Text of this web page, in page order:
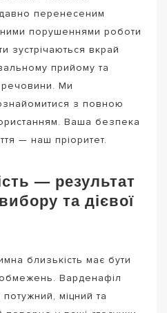
перенесеним
порушеннями роботи
зустрічаються вкрай
прийому та
речовини. Ми
з повною
Ваша безпека
— наш пріоритет.
— результат
та дієвої
близькість має бути
Варденафіл
міцний та